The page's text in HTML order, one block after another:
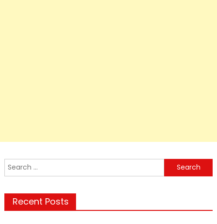
Search
for:
Recent Posts